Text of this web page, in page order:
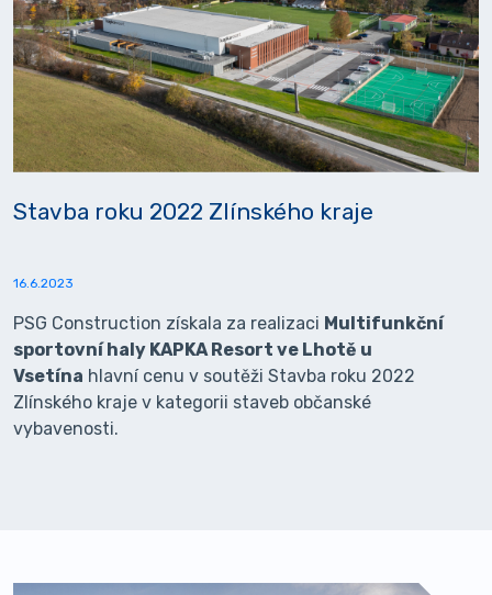
Stavba roku 2022 Zlínského kraje
16.6.2023
PSG Construction získala za realizaci Multifunkční
sportovní haly KAPKA Resort ve Lhotě u
Vsetína hlavní cenu v soutěži Stavba roku 2022
Zlínského kraje v kategorii staveb občanské
vybavenosti.